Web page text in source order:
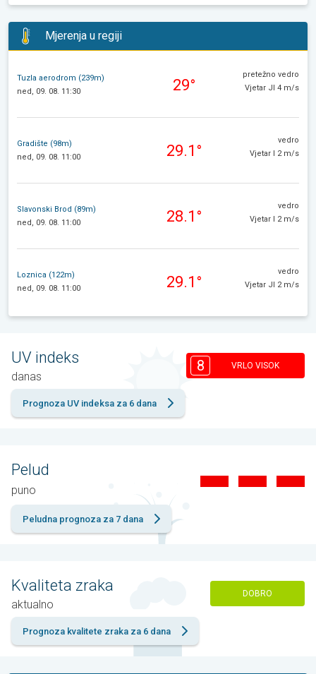
Mjerenja u regiji
Tuzla aerodrom (239m)
ned, 09. 08. 11:30
29°
pretežno vedro
Vjetar JI 4 m/s
Gradište (98m)
ned, 09. 08. 11:00
29.1°
vedro
Vjetar I 2 m/s
Slavonski Brod (89m)
ned, 09. 08. 11:00
28.1°
vedro
Vjetar I 2 m/s
Loznica (122m)
ned, 09. 08. 11:00
29.1°
vedro
Vjetar JI 2 m/s
UV indeks
danas
8 VRLO VISOK
Prognoza UV indeksa za 6 dana
Pelud
puno
Peludna prognoza za 7 dana
Kvaliteta zraka
aktualno
DOBRO
Prognoza kvalitete zraka za 6 dana